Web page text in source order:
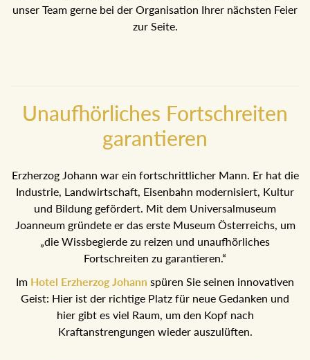
unser Team gerne bei der Organisation Ihrer nächsten Feier
zur Seite.
Unaufhörliches Fortschreiten
garantieren
Erzherzog Johann war ein fortschrittlicher Mann. Er hat die
Industrie, Landwirtschaft, Eisenbahn modernisiert, Kultur
und Bildung gefördert. Mit dem Universalmuseum
Joanneum gründete er das erste Museum Österreichs, um
„die Wissbegierde zu reizen und unaufhörliches
Fortschreiten zu garantieren.“
Im Hotel Erzherzog Johann spüren Sie seinen innovativen
Geist: Hier ist der richtige Platz für neue Gedanken und
hier gibt es viel Raum, um den Kopf nach
Kraftanstrengungen wieder auszulüften.